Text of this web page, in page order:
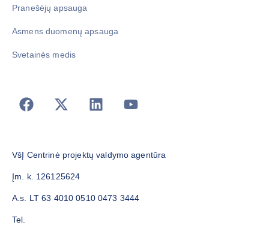
Pranešėjų apsauga
Asmens duomenų apsauga
Svetainės medis
VšĮ Centrinė projektų valdymo agentūra
Įm. k. 126125624
A.s. LT 63 4010 0510 0473 3444
Tel.